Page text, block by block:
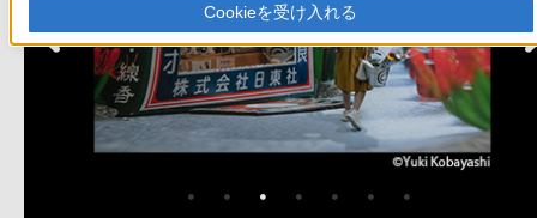
Cookieを受け入れる